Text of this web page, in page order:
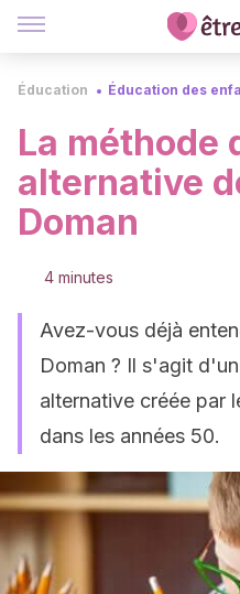
Éducation Éducation des
La méthode
alternative
Doman
4 minutes
Avez-vous déjà
Doman ? Il s'agit
alternative créée par
dans les années 50.